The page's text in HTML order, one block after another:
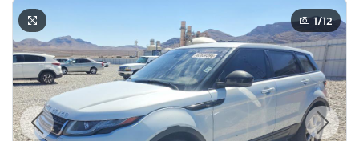
1/12